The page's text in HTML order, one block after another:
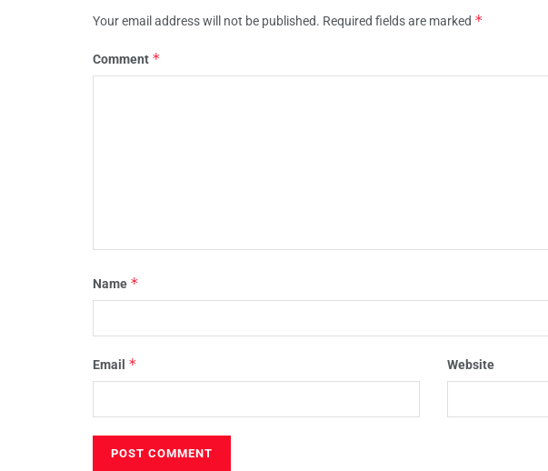
Your email address will not be published. Required fields are marked *
Comment *
Name *
Email * Website